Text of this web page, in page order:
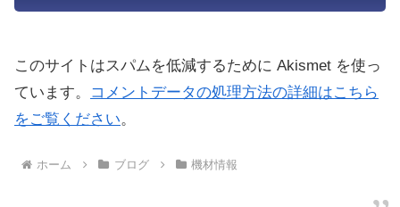
このサイトはスパムを低減するために Akismet を使っ
ています。
コメントデータの処理方法の詳細はこちら
をご覧ください。
ホーム ブログ 機材情報